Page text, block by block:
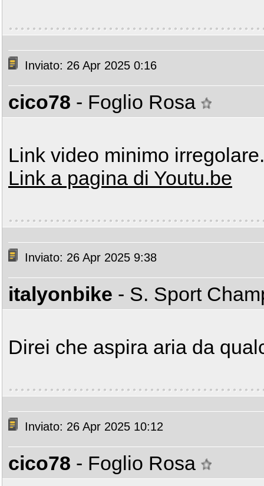
Inviato: 26 Apr 2025 0:16
cico78 - Foglio Rosa
Link video minimo
Link a pagina di Youtu.be
Inviato: 26 Apr 2025 9:38
italyonbike - S. Sport
Direi che aspira aria da
Inviato: 26 Apr 2025 10:12
cico78 - Foglio Rosa